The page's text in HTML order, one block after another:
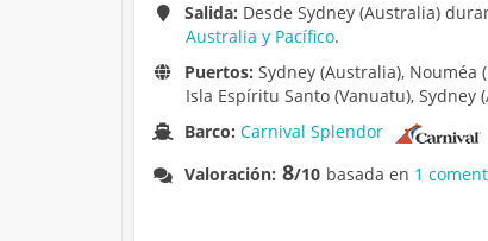
Salida: Desde Sydney (Australia)
Australia y Pacífico.
Puertos: Sydney (Australia), Nouméa
Isla Espíritu Santo (Vanuatu), Sydney
Barco:Carnival Splendor
Valoración: 8/10 basada en 1